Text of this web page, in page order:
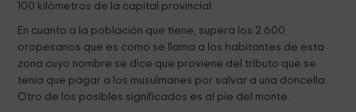
100 kilómetros de la capital provincial.
En cuanto a la población que tiene, supera los 2.600
oropesanos que es como se llama a los habitantes de esta
zona cuyo nombre se dice que proviene del tributo que se
tenía que pagar a los musulmanes por salvar a una doncella.
Otro de los posibles significados es al pie del monte.